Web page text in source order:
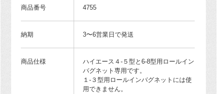
商品番号 4755
納期 3〜6営業日で発送
商品仕様
ハイエース４-５型と6-8型用ロールイン
バグネット専用です。
１-３型用ロールインバグネットには使
用できません。